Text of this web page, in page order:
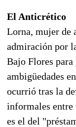
El Anticrético
Lorna, mujer de
admiración por
Bajo Flores para
ambigüedades
ocurrió tras la
informales entre
es el del